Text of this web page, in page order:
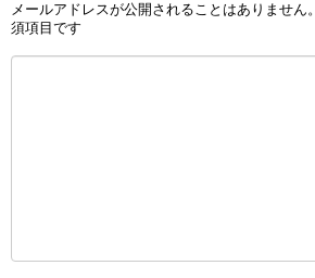
メールアドレスが公開されることはありません。
須項目です